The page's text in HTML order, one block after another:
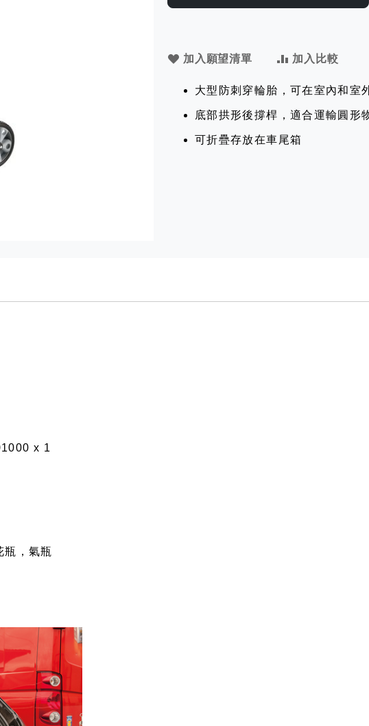
加入願望清單 加入比較
大型防刺穿輪胎，可在室內和室
底部拱形後撐桿，適合運輸圓形
可折疊存放在車尾箱
x 1
瓶，氣瓶